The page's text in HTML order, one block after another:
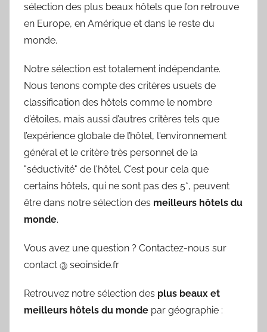
sélection des plus beaux hôtels que l’on retrouve
en Europe, en Amérique et dans le reste du
monde.
Notre sélection est totalement indépendante.
Nous tenons compte des critères usuels de
classification des hôtels comme le nombre
d’étoiles, mais aussi d’autres critères tels que
l’expérience globale de l’hôtel, l'environnement
général et le critère très personnel de la
"séductivité" de l'hôtel. C’est pour cela que
certains hôtels, qui ne sont pas des 5*, peuvent
être dans notre sélection des meilleurs hôtels du
monde.
Vous avez une question ? Contactez-nous sur
contact @ seoinside.fr
Retrouvez notre sélection des plus beaux et
meilleurs hôtels du monde par géographie :